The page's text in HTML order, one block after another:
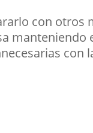
con otros
manteniendo
con